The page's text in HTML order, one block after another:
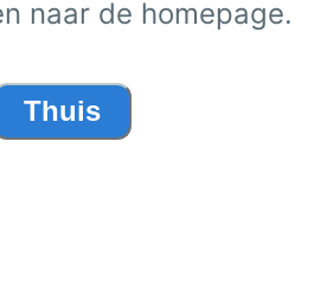
naar de homepage.
Thuis